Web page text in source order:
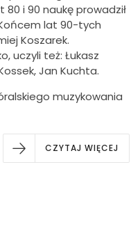
i 90 naukę prowadził
lat 90-tych
Koszarek.
uczyli też: Łukasz
Jan Kuchta.
muzykowania
CZYTAJ WIĘCEJ